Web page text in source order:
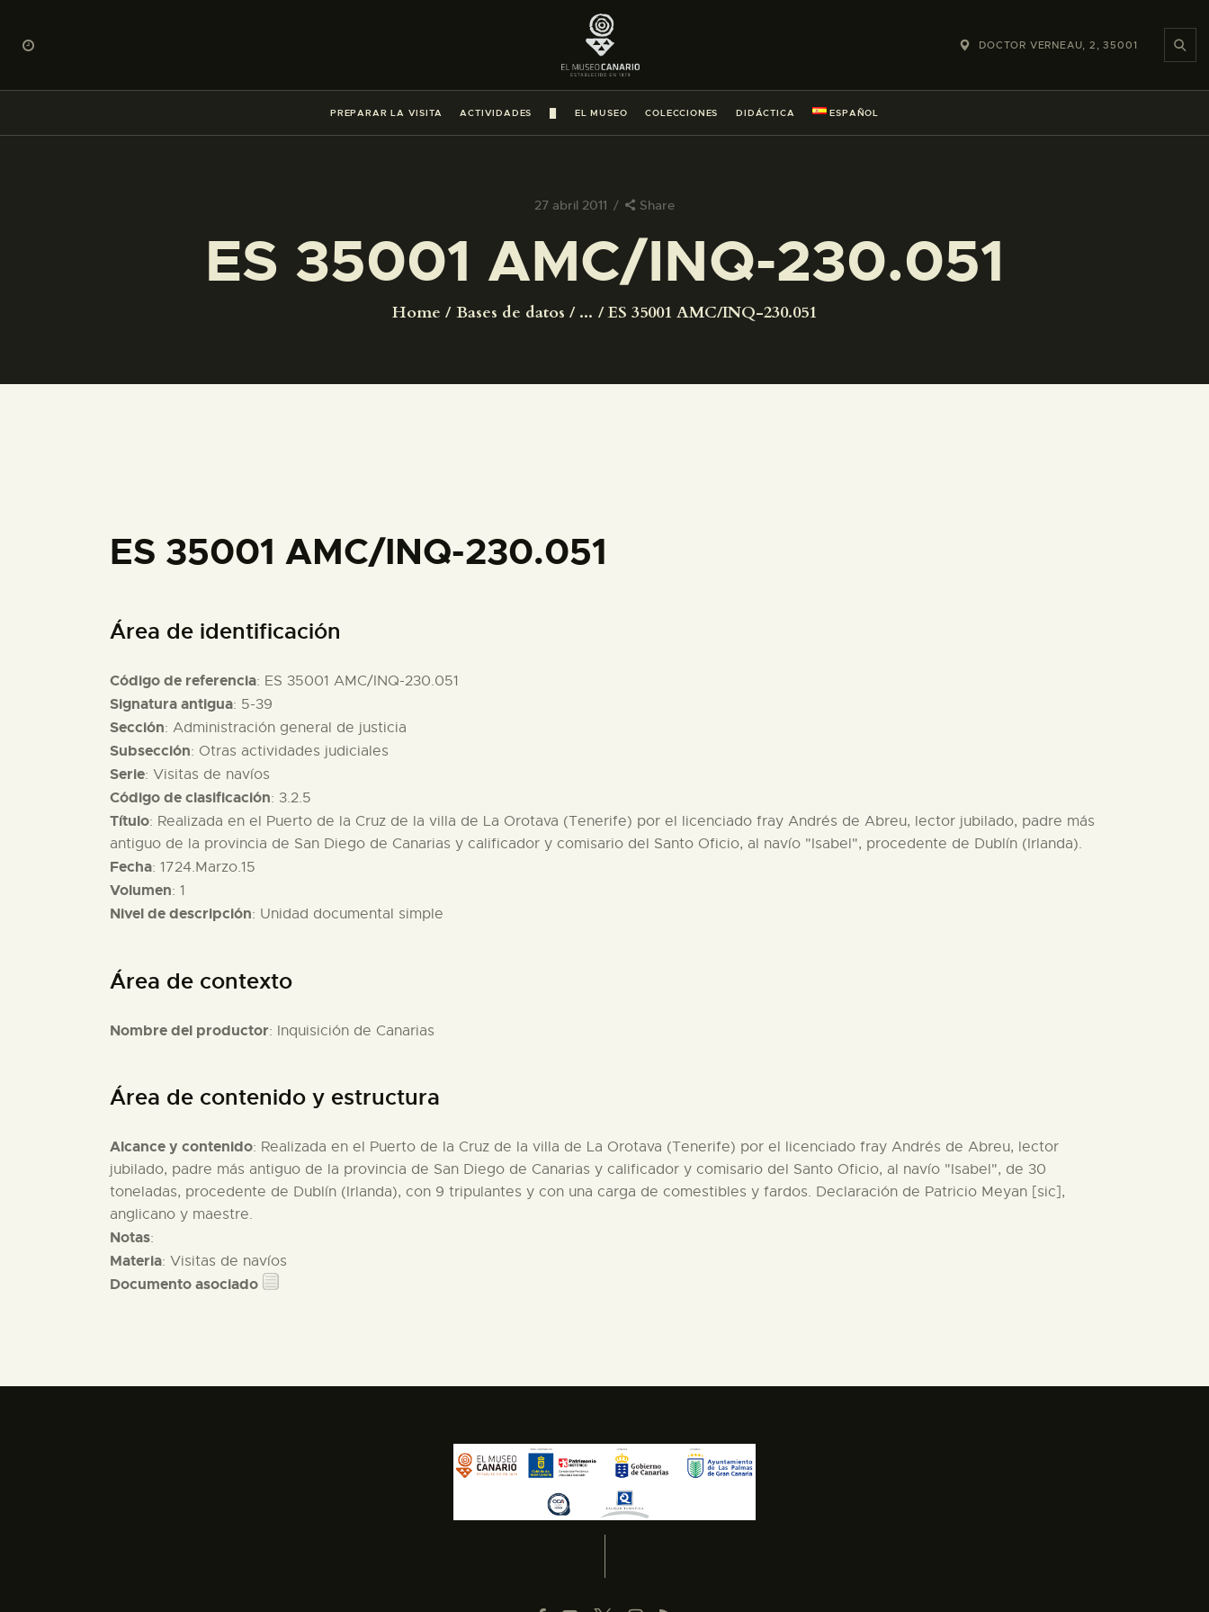
DOCTOR VERNEAU, 2, 35001
PREPARAR LA VISITA ACTIVIDADES EL MUSEO COLECCIONES DIDÁCTICA ESPAÑOL
27 abril 2011 Share
ES 35001 AMC/INQ-230.051
Home Bases de datos ... ES 35001 AMC/INQ-230.051
PREPARAR LA VISITA
ACTIVIDADES
█
COLECCIONES
DIDÁCTICA
█
ES 35001 AMC/INQ-230.051
Área de identificación
Código de referencia: ES 35001 AMC/INQ-230.051
Signatura antigua: 5-39
Sección: Administración general de justicia
Subsección: Otras actividades judiciales
Serie: Visitas de navíos
Código de clasificación: 3.2.5
Título: Realizada en el Puerto de la Cruz de la villa de La Orotava (Tenerife) por el licenciado fray Andrés de Abreu, lector jubilado, padre más
antiguo de la provincia de San Diego de Canarias y calificador y comisario del Santo Oficio, al navío "Isabel", procedente de Dublín (Irlanda).
Fecha: 1724.Marzo.15
Volumen: 1
Nivel de descripción: Unidad documental simple
Área de contexto
Nombre del productor: Inquisición de Canarias
Área de contenido y estructura
Alcance y contenido: Realizada en el Puerto de la Cruz de la villa de La Orotava (Tenerife) por el licenciado fray Andrés de Abreu, lector
jubilado, padre más antiguo de la provincia de San Diego de Canarias y calificador y comisario del Santo Oficio, al navío "Isabel", de 30
toneladas, procedente de Dublín (Irlanda), con 9 tripulantes y con una carga de comestibles y fardos. Declaración de Patricio Meyan [sic],
anglicano y maestre.
Notas:
Materia: Visitas de navíos
Documento asociado